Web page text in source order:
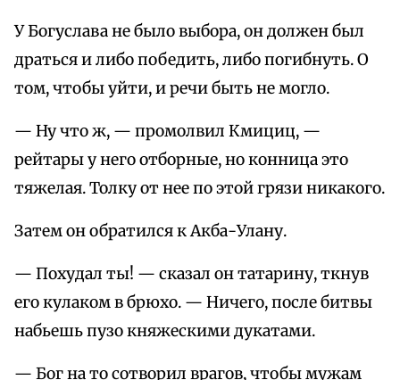
У Богуслава не было выбора, он должен был
драться и либо победить, либо погибнуть. О
том, чтобы уйти, и речи быть не могло.
— Ну что ж, — промолвил Кмициц, —
рейтары у него отборные, но конница это
тяжелая. Толку от нее по этой грязи никакого.
Затем он обратился к Акба-Улану.
— Похудал ты! — сказал он татарину, ткнув
его кулаком в брюхо. — Ничего, после битвы
набьешь пузо княжескими дукатами.
— Бог на то сотворил врагов, чтобы мужам